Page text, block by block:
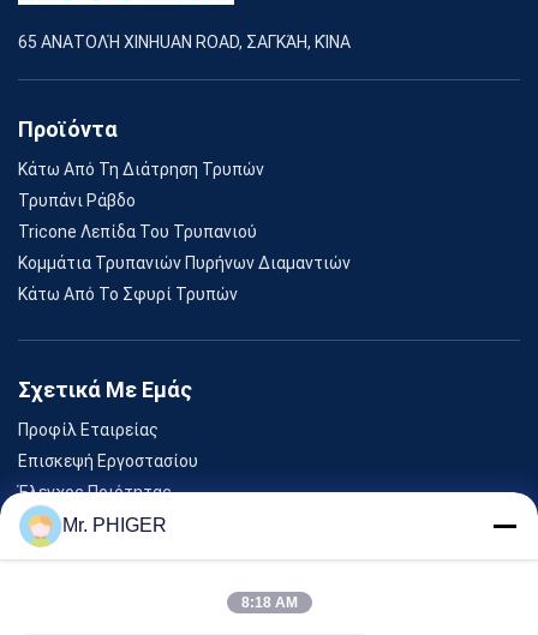
65 ΑΝΑΤΟΛΉ XINHUAN ROAD, ΣΑΓΚΆΗ, ΚΊΝΑ
Προϊόντα
Κάτω Από Τη Διάτρηση Τρυπών
Τρυπάνι Ράβδο
Tricone Λεπίδα Του Τρυπανιού
Κομμάτια Τρυπανιών Πυρήνων Διαμαντιών
Κάτω Από Το Σφυρί Τρυπών
Σχετικά Με Εμάς
Προφίλ Εταιρείας
Επισκεψή Εργοστασίου
Έλεγχος Ποιότητας
SitemapMr. PHIGER
8:18 AM